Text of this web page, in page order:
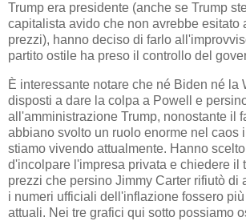
Trump era presidente (anche se Trump
capitalista avido che non avrebbe esitato
prezzi), hanno deciso di farlo
partito ostile ha preso il controllo del
È interessante notare che né Biden né la
disposti a dare la colpa a Powell e
all'amministrazione Trump, nonostante il
abbiano svolto un ruolo enorme nel caos
stiamo vivendo attualmente. Hanno
d'incolpare l'impresa privata e chiedere il
prezzi che persino Jimmy Carter rifiutò di
i numeri ufficiali dell'inflazione fossero
attuali. Nei tre grafici qui sotto possiamo